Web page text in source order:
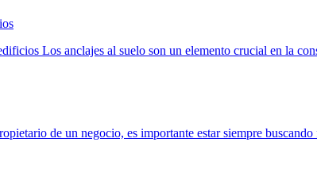
Los anclajes al suelo son un elemento crucial en la
de un negocio, es importante estar siempre